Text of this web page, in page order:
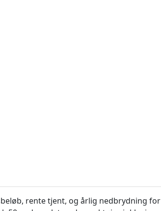
rente tjent, og årlig nedbrydning for